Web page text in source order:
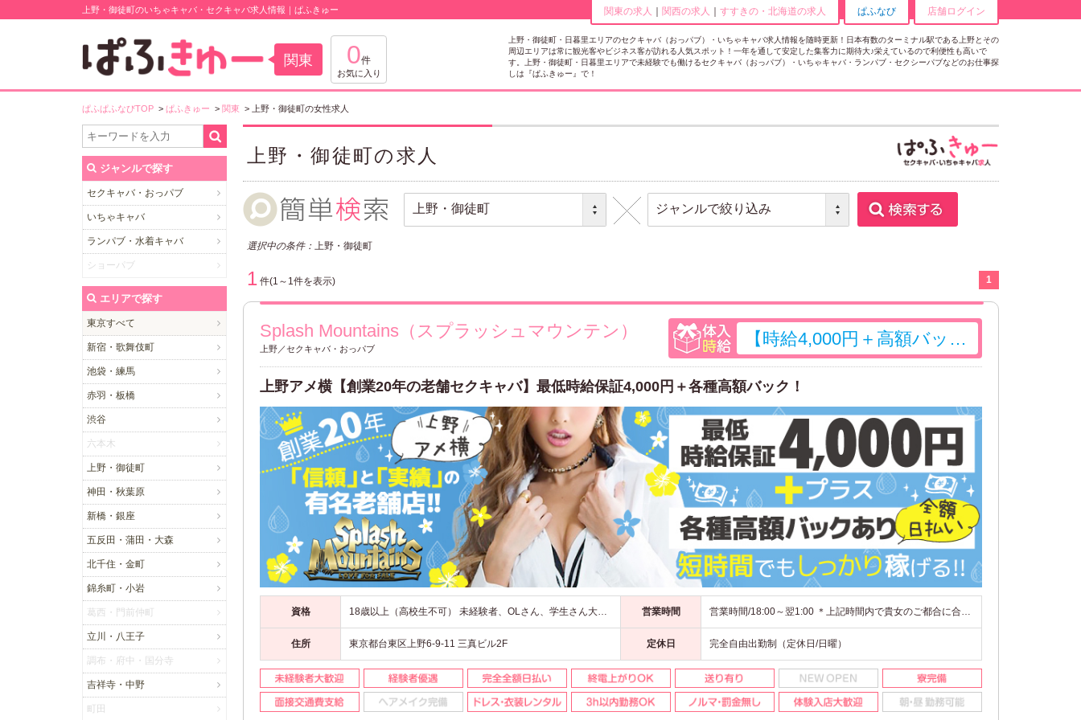
関東
上野・御徒町・日暮里エリアのセクキャバ（おっパブ）・いちゃキャバ求人情報を随時更新！日本有数のターミナル駅である上野とその
周辺エリアは常に観光客やビジネス客が訪れる人気スポット！一年を通して安定した集客力に期待大♪栄えているので利便性も高いで
す。上野・御徒町・日暮里エリアで未経験でも働けるセクキャバ（おっパブ）・いちゃキャバ・ランパブ・セクシーパブなどのお仕事探
しは『ぱふきゅー』で！
0件
上野・御徒町のいちゃキャバ・セクキャバ求人情報｜ぱふきゅー 関東の求人 関西の求人 すすきの・北海道の求人 ぱふなび 店舗ログイン
ぱふぱふなびTOP ぱふきゅー 関東 上野・御徒町の女性求人
上野・御徒町の求人
選択中の条件： 上野・御徒町
1 件(1～1件を表示) 1
Splash Mountains（スプラッシュマウンテン）
上野／セクキャバ・おっパブ 【時給4,000円＋高額バックあり】
上野アメ横【創業20年の老舗セクキャバ】最低時給保証4,000円＋各種高額バック！
資格 営業時間
住所 東京都台東区上野6-9-11 三真ビル2F 定休日 完全自由出勤制（定休日/日曜）
ジャンルで探す
セクキャバ・おっパブ
いちゃキャバ
ランパブ・水着キャバ
ショーパブ
エリアで探す
東京
新宿・歌舞伎町
池袋・練馬
赤羽・板橋
渋谷
六本木
上野・御徒町
神田・秋葉原
新橋・銀座
五反田・蒲田・大森
北千住・金町
錦糸町・小岩
葛西・門前仲町
立川・八王子
調布・府中・国分寺
吉祥寺・中野